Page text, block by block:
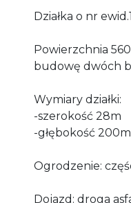
Działka o nr
Powierzchnia
budowę dwóch
Wymiary działki:
-szerokość 28m
-głębokość 200m
Ogrodzenie:
Dojazd: droga